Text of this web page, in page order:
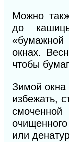
Можно
до
окнах.
чтобы
Зимой окна
избежать,
или